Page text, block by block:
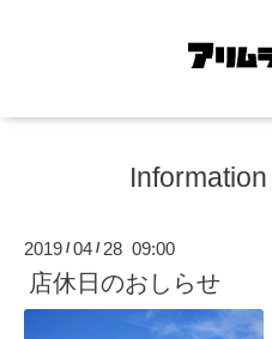
2019 /04 / 28 09:00
店休日のおしらせ